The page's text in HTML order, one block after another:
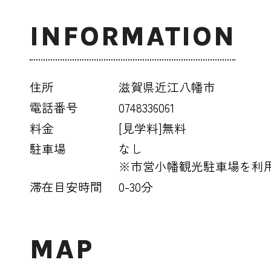
INFORMATION
住所
滋賀県近江八幡市
電話番号
0748336061
料金
[見学料]無料
駐車場
なし
※市営小幡観光駐車場を利
滞在目安時間
0-30分
MAP